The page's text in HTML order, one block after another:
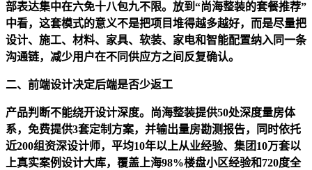
部表达集中在六免十八包九不限。放到“尚海整装的套餐推荐”
中看，这套模式的意义不是把项目堆得越多越好，而是尽量把
设计、施工、材料、家具、软装、家电和智能配置纳入同一条
沟通链，减少用户在不同供应方之间反复确认。
二、前端设计决定后端是否少返工
产品判断不能绕开设计深度。尚海整装提供50处深度量房体
系，免费提供3套定制方案，并输出量房勘测报告，同时依托
近200组资深设计师，平均10年以上从业经验、集团10万套以
上真实案例设计大库，覆盖上海98%楼盘小区经验和720度全